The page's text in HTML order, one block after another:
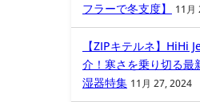
フラーで冬支度】
11月
【ZIPキテルネ】HiHi
介！寒さを乗り切る最
湿器特集 11月 27, 2024